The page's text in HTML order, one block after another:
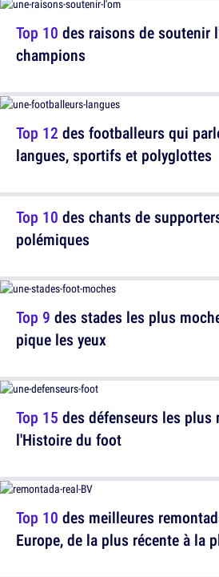
Top 10 des raisons de soutenir
champions
Top 10 des chants de
polémiques
Top 15 des défenseurs les plus
l'Histoire du foot
Top 12 des footballeurs qui
langues, sportifs et polyglottes
Top 9 des stades les plus
pique les yeux
Top 10 des meilleures
Europe, de la plus récente à la